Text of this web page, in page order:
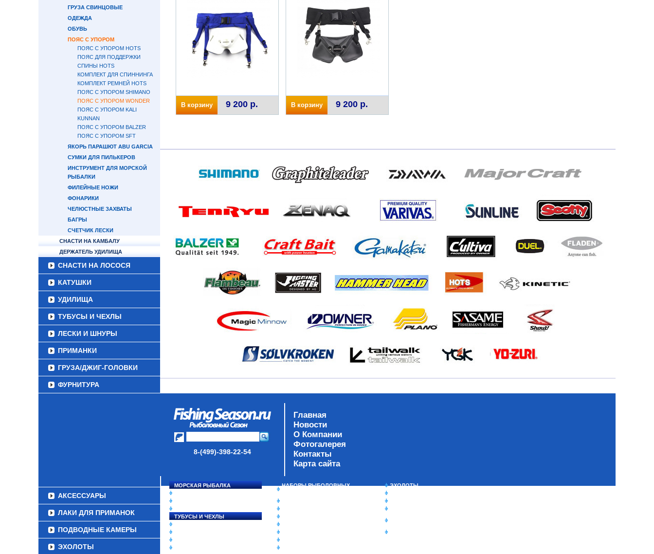
ГРУЗА СВИНЦОВЫЕ
ОДЕЖДА
ОБУВЬ
ПОЯС С УПОРОМ
ПОЯС С УПОРОМ HOTS
ПОЯС ДЛЯ ПОДДЕРЖКИ
СПИНЫ HOTS
КОМПЛЕКТ ДЛЯ СПИННИНГА
КОМПЛЕКТ РЕМНЕЙ HOTS
ПОЯС С УПОРОМ SHIMANO
ПОЯС С УПОРОМ WONDER
ПОЯС С УПОРОМ KALI
KUNNAN
ПОЯС С УПОРОМ BALZER
ПОЯС С УПОРОМ SFT
ЯКОРЬ ПАРАШЮТ ABU GARCIA
СУМКИ ДЛЯ ПИЛЬКЕРОВ
ИНСТРУМЕНТ ДЛЯ МОРСКОЙ
РЫБАЛКИ
ФИЛЕЙНЫЕ НОЖИ
ФОНАРИКИ
ЧЕЛЮСТНЫЕ ЗАХВАТЫ
БАГРЫ
СЧЕТЧИК ЛЕСКИ
СНАСТИ НА КАМБАЛУ
ДЕРЖАТЕЛЬ УДИЛИЩА
СНАСТИ НА ЛОСОСЯ
КАТУШКИ
УДИЛИЩА
ТУБУСЫ И ЧЕХЛЫ
ЛЕСКИ И ШНУРЫ
ПРИМАНКИ
ГРУЗА/ДЖИГ-ГОЛОВКИ
ФУРНИТУРА
АКСЕССУАРЫ
ЛАКИ ДЛЯ ПРИМАНОК
ПОДВОДНЫЕ КАМЕРЫ
ЭХОЛОТЫ
В корзину 9 200 р. В корзину 9 200 р.
8-(499)-398-22-54
Главная
Новости
О Компании
Фотогалерея
Контакты
Карта сайта
МОРСКАЯ РЫБАЛКА
ТУБУСЫ И ЧЕХЛЫ
НАБОРЫ РЫБОЛОВНЫХ
ЭХОЛОТЫ